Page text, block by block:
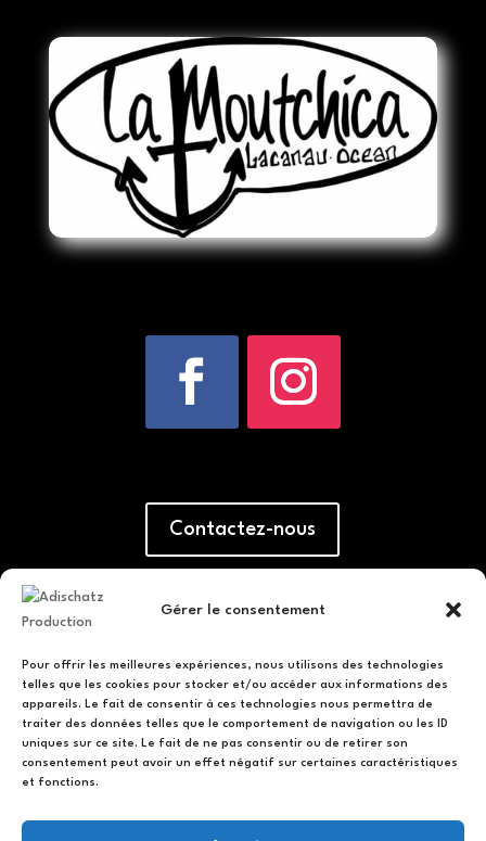
Gérer le consentement
Pour offrir les meilleures expériences, nous utilisons des technologies
telles que les cookies pour stocker et/ou accéder aux informations des
appareils. Le fait de consentir à ces technologies nous permettra de
traiter des données telles que le comportement de navigation ou les ID
uniques sur ce site. Le fait de ne pas consentir ou de retirer son
consentement peut avoir un effet négatif sur certaines caractéristiques
et fonctions.
Contactez-nous